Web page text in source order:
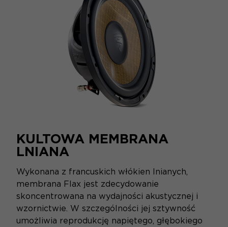
KULTOWA MEMBRANA
LNIANA
Wykonana z francuskich włókien lnianych,
membrana Flax jest zdecydowanie
skoncentrowana na wydajności akustycznej i
wzornictwie. W szczególności jej sztywność
umożliwia reprodukcję napiętego, głębokiego